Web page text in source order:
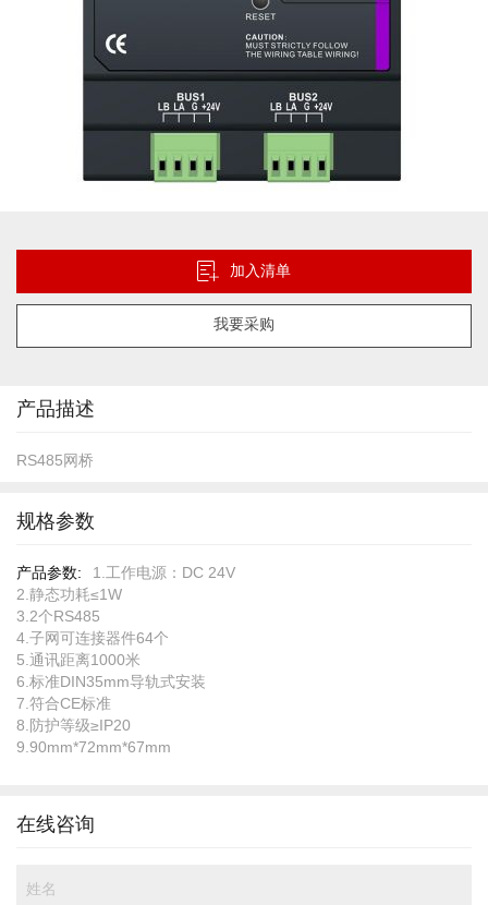
加入清单
我要采购
像
的
头
产品描述
RS485网桥
规格参数
规
格
参
数
1.工作电源：DC 24V
2.静态功耗≤1W
3.2个RS485
4.子网可连接器件64个
5.通讯距离1000米
6.标准DIN35mm导轨式安装
7.符合CE标准
8.防护等级≥IP20
9.90mm*72mm*67mm
在线咨询